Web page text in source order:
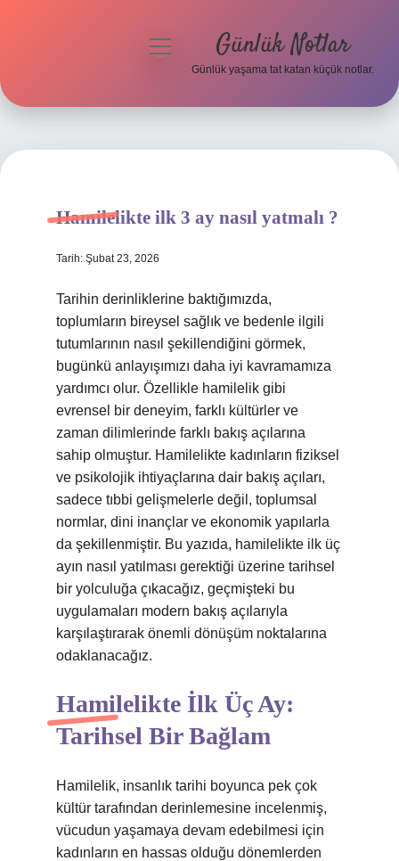
Hakkımızda
menüyü
Günlük Notlar
Günlük yaşama tat katan küçük notlar.
Hamilelikte ilk 3 ay nasıl yatmalı ?
Tarih: Şubat 23, 2026
Tarihin derinliklerine baktığımızda,
toplumların bireysel sağlık ve bedenle ilgili
tutumlarının nasıl şekillendiğini görmek,
bugünkü anlayışımızı daha iyi kavramamıza
yardımcı olur. Özellikle hamilelik gibi
evrensel bir deneyim, farklı kültürler ve
zaman dilimlerinde farklı bakış açılarına
sahip olmuştur. Hamilelikte kadınların fiziksel
ve psikolojik ihtiyaçlarına dair bakış açıları,
sadece tıbbi gelişmelerle değil, toplumsal
normlar, dini inançlar ve ekonomik yapılarla
da şekillenmiştir. Bu yazıda, hamilelikte ilk üç
ayın nasıl yatılması gerektiği üzerine tarihsel
bir yolculuğa çıkacağız, geçmişteki bu
uygulamaları modern bakış açılarıyla
karşılaştırarak önemli dönüşüm noktalarına
odaklanacağız.
Hamilelikte İlk Üç Ay:
Tarihsel Bir Bağlam
Hamilelik, insanlık tarihi boyunca pek çok
kültür tarafından derinlemesine incelenmiş,
vücudun yaşamaya devam edebilmesi için
kadınların en hassas olduğu dönemlerden